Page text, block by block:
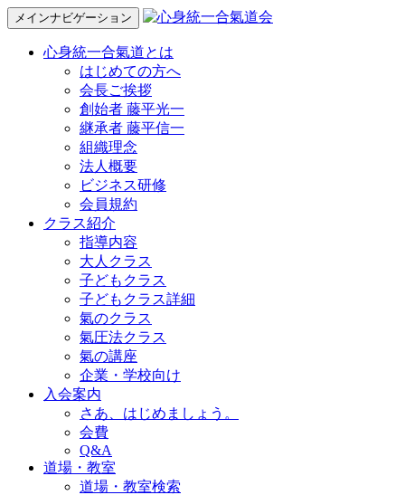
メインナビゲーション
心身統一合氣道とは
はじめての方へ
会長ご挨拶
創始者 藤平光一
継承者 藤平信一
組織理念
法人概要
ビジネス研修
会員規約
クラス紹介
指導内容
大人クラス
子どもクラス
子どもクラス詳細
氣のクラス
氣圧法クラス
氣の講座
企業・学校向け
入会案内
さあ、はじめましょう。
会費
Q&A
道場・教室
道場・教室検索